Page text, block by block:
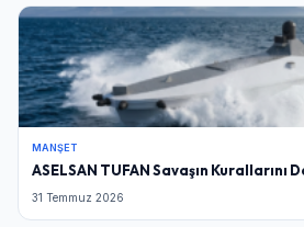
MANŞET
ASELSAN TUFAN Savaşın Kurallarını
31 Temmuz 2026